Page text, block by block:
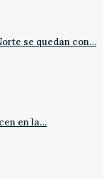
se quedan con…
en la…